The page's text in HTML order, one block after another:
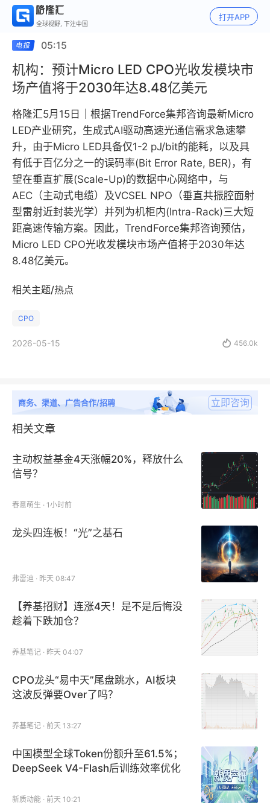
全球视野, 下注中国
打开APP
05:15
机构：预计Micro LED CPO光收发模块市
场产值将于2030年达8.48亿美元
格隆汇5月15日｜根据TrendForce集邦咨询最新Micro
LED产业研究，生成式AI驱动高速光通信需求急速攀
升，由于Micro LED具备仅1-2 pJ/bit的能耗，以及具
有低于百亿分之一的误码率(Bit Error Rate, BER)，有
望在垂直扩展(Scale-Up)的数据中心网络中，与
AEC（主动式电缆）及VCSEL NPO（垂直共振腔面射
型雷射近封装光学）并列为机柜内(Intra-Rack)三大短
距高速传输方案。因此，TrendForce集邦咨询预估，
Micro LED CPO光收发模块市场产值将于2030年达
8.48亿美元。
相关主题/热点
CPO
2026-05-15  456.0k
商务、渠道、广告合作/招聘 立即咨询
相关文章
主动权益基金4天涨幅20%，释放什么
信号？
春意萌生 · 1小时前
龙头四连板！“光”之基石
弗雷迪 · 昨天 08:47
【养基招财】连涨4天！是不是后悔没
趁着下跌加仓？
养基笔记 · 昨天 04:07
CPO龙头“易中天”尾盘跳水，AI板块
这波反弹要Over了吗？
养基笔记 · 前天 13:27
中国模型全球Token份额升至61.5%；
DeepSeek V4-Flash后训练效率优化
新质动能 · 前天 10:21